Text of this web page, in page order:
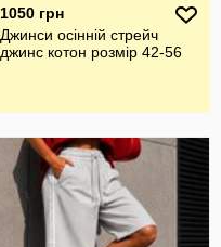
1050 грн
Джинси осінній стрейч
джинс котон розмір 42-56